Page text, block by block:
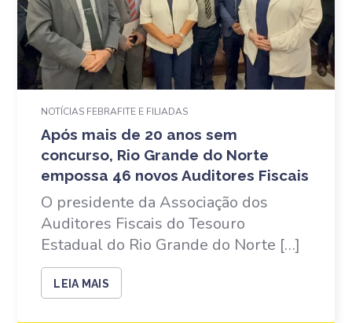
NOTÍCIAS FEBRAFITE E FILIADAS
Após mais de 20 anos sem
concurso, Rio Grande do Norte
empossa 46 novos Auditores Fiscais
O presidente da Associação dos
Auditores Fiscais do Tesouro
Estadual do Rio Grande do Norte […]
LEIA MAIS